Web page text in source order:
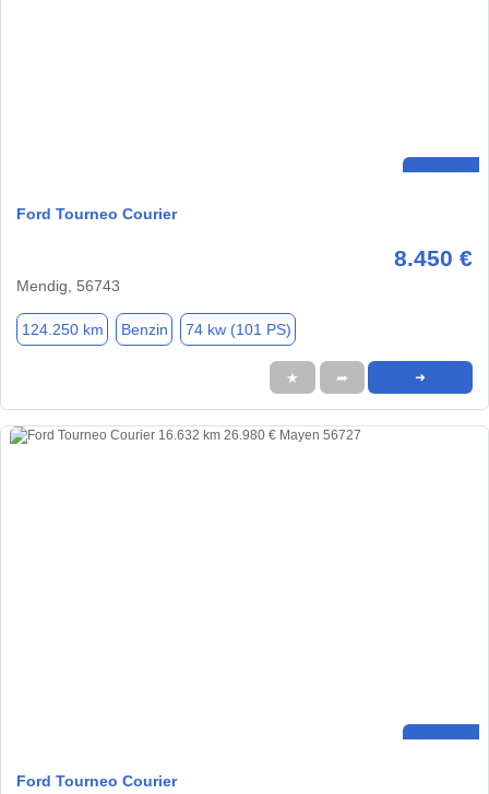
Ford Tourneo Courier
8.450 €
Mendig, 56743
124.250 km Benzin 74 kw (101 PS)
★ ➦ ➜
Ford Tourneo Courier